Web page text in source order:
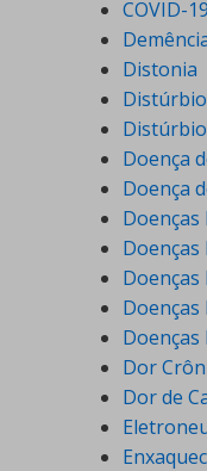
COVID-19
Distonia
Doença
Doença
Doenças
Dor
Dor de